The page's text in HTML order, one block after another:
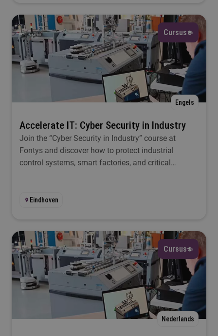
Cursus
Engels
Accelerate IT: Cyber Security in Industry
Join the “Cyber Security in Industry” course at
Fontys and discover how to protect industrial
control systems, smart factories, and critical
Eindhoven
Cursus
Nederlands